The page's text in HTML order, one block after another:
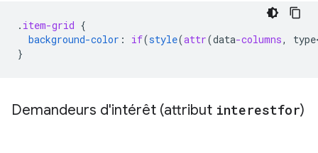
. item-grid {
background-color : if(style(attr(data-columns,
}
Demandeurs d'intérêt (attribut interestfor)